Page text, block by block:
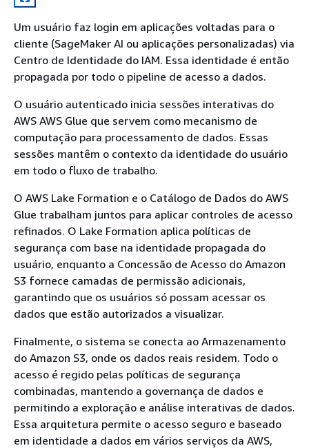
Um usuário faz login em aplicações voltadas para o
cliente (SageMaker AI ou aplicações personalizadas) via
Centro de Identidade do IAM. Essa identidade é então
propagada por todo o pipeline de acesso a dados.
O usuário autenticado inicia sessões interativas do
AWS AWS Glue que servem como mecanismo de
computação para processamento de dados. Essas
sessões mantêm o contexto da identidade do usuário
em todo o fluxo de trabalho.
O AWS Lake Formation e o Catálogo de Dados do AWS
Glue trabalham juntos para aplicar controles de acesso
refinados. O Lake Formation aplica políticas de
segurança com base na identidade propagada do
usuário, enquanto a Concessão de Acesso do Amazon
S3 fornece camadas de permissão adicionais,
garantindo que os usuários só possam acessar os
dados que estão autorizados a visualizar.
Finalmente, o sistema se conecta ao Armazenamento
do Amazon S3, onde os dados reais residem. Todo o
acesso é regido pelas políticas de segurança
combinadas, mantendo a governança de dados e
permitindo a exploração e análise interativas de dados.
Essa arquitetura permite o acesso seguro e baseado
em identidade a dados em vários serviços da AWS,